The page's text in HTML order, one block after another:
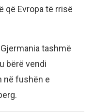
që Evropa të rrisë
tashmë
bërë vendi
në fushën e